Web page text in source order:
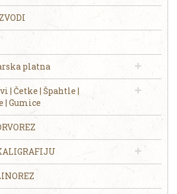
platna
| Četke | Špahtle |
| Gumice